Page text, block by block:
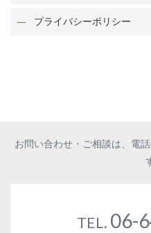
プライバシーポリシー
お問い合わせ・ご相談は、電
TEL. 06-